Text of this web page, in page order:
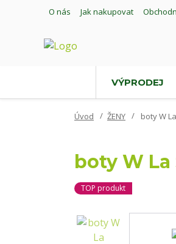
O nás Jak nakupovat
VÝPRODEJ
Úvod ŽENY boty W
boty W
TOP produkt